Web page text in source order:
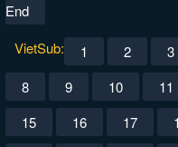
End
VietSub:
1 2 3
8
9 10 11
15
16 17